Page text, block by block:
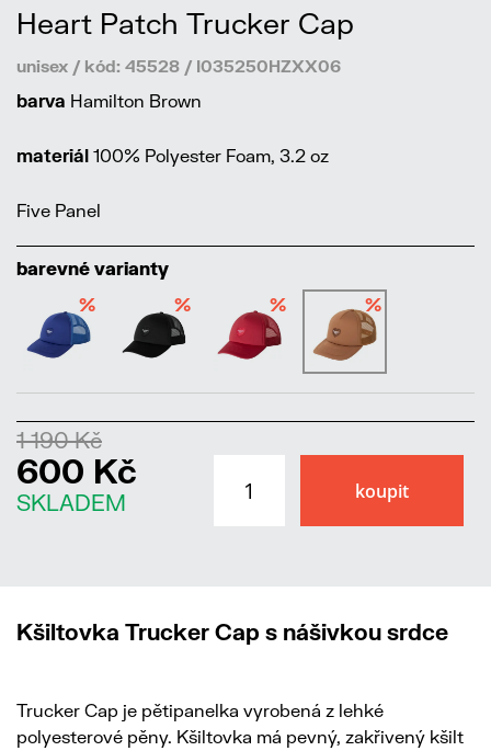
Heart Patch Trucker Cap
unisex / kód: 45528 / I035250HZXX06
barva Hamilton Brown
materiál 100% Polyester Foam, 3.2 oz
Five Panel
barevné varianty
%
% % %
1 190 Kč
600 Kč
SKLADEM
Kšiltovka Trucker Cap s nášivkou srdce
Trucker Cap je pětipanelka vyrobená z lehké
polyesterové pěny. Kšiltovka má pevný, zakřivený kšilt